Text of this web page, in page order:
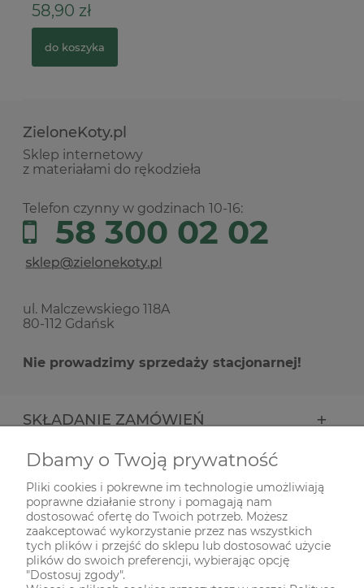
58,90 zł
do koszyka
ZieloneKoty.pl
Sklep internetowy
z materiałami do rękodzieła
Telefon czynny w godzinach 10-16:
58 300 02 02
ul. Malczewskiego 118A
80-112 Gdańsk
Nie prowadzimy sprzedaży stacjonarnej!
SKŁADANIE ZAMÓWIEŃ
INFORMACJE
ODWIEDŹ NAS NA
Dbamy o Twoją prywatność
Pliki cookies i pokrewne im technologie umożliwiają
poprawne działanie strony i pomagają nam
dostosować ofertę do Twoich potrzeb. Możesz
zaakceptować wykorzystanie przez nas wszystkich
tych plików i przejść do sklepu lub dostosować użycie
plików do swoich preferencji, wybierając opcję
"Dostosuj zgody".